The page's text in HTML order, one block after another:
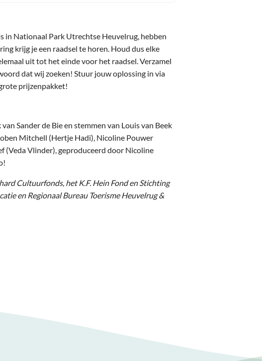
in Nationaal Park Utrechtse Heuvelrug, hebben
krijg je een raadsel te horen. Houd dus elke
uit tot het einde voor het raadsel. Verzamel
dat wij zoeken! Stuur jouw oplossing in via
prijzenpakket!
Sander de Bie en stemmen van Louis van Beek
Mitchell (Hertje Hadi), Nicoline Pouwer
(Veda Vlinder), geproduceerd door Nicoline
Cultuurfonds, het K.F. Hein Fond en Stichting
en Regionaal Bureau Toerisme Heuvelrug &